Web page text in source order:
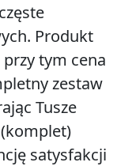
Produkt
tym cena
zestaw
Tusze
(komplet)
satysfakcji